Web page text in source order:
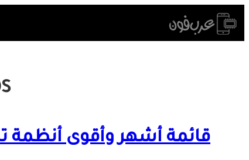
Skip
to
قائمة أشهر وأقوى أنظمة